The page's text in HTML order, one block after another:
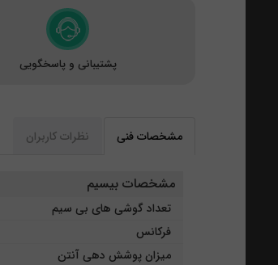
پشتیبانی و پاسخگویی
مشخصات فنی نظرات کاربران
مشخصات بیسیم
تعداد گوشی های بی سیم
فرکانس
میزان پوشش دهی آنتن